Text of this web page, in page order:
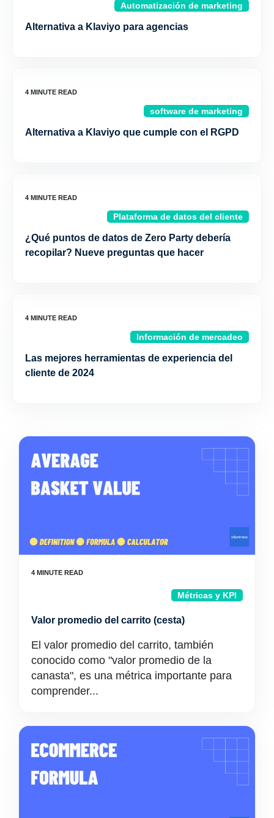
Automatización de marketing
Alternativa a Klaviyo para agencias
software de marketing
Alternativa a Klaviyo que cumple con el RGPD
Plataforma de datos del cliente
¿Qué puntos de datos de Zero Party debería
recopilar? Nueve preguntas que hacer
Información de mercadeo
Las mejores herramientas de experiencia del
cliente de 2024
Métricas y KPI
Valor promedio del carrito (cesta)
El valor promedio del carrito, también
conocido como "valor promedio de la
canasta", es una métrica importante para
comprender...